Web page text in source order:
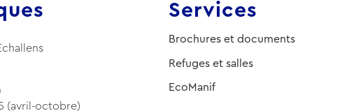
(avril-octobre)
Services
Brochures et documents
Refuges et salles
EcoManif